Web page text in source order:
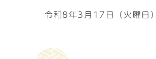
令和8年3月17日（火曜日）